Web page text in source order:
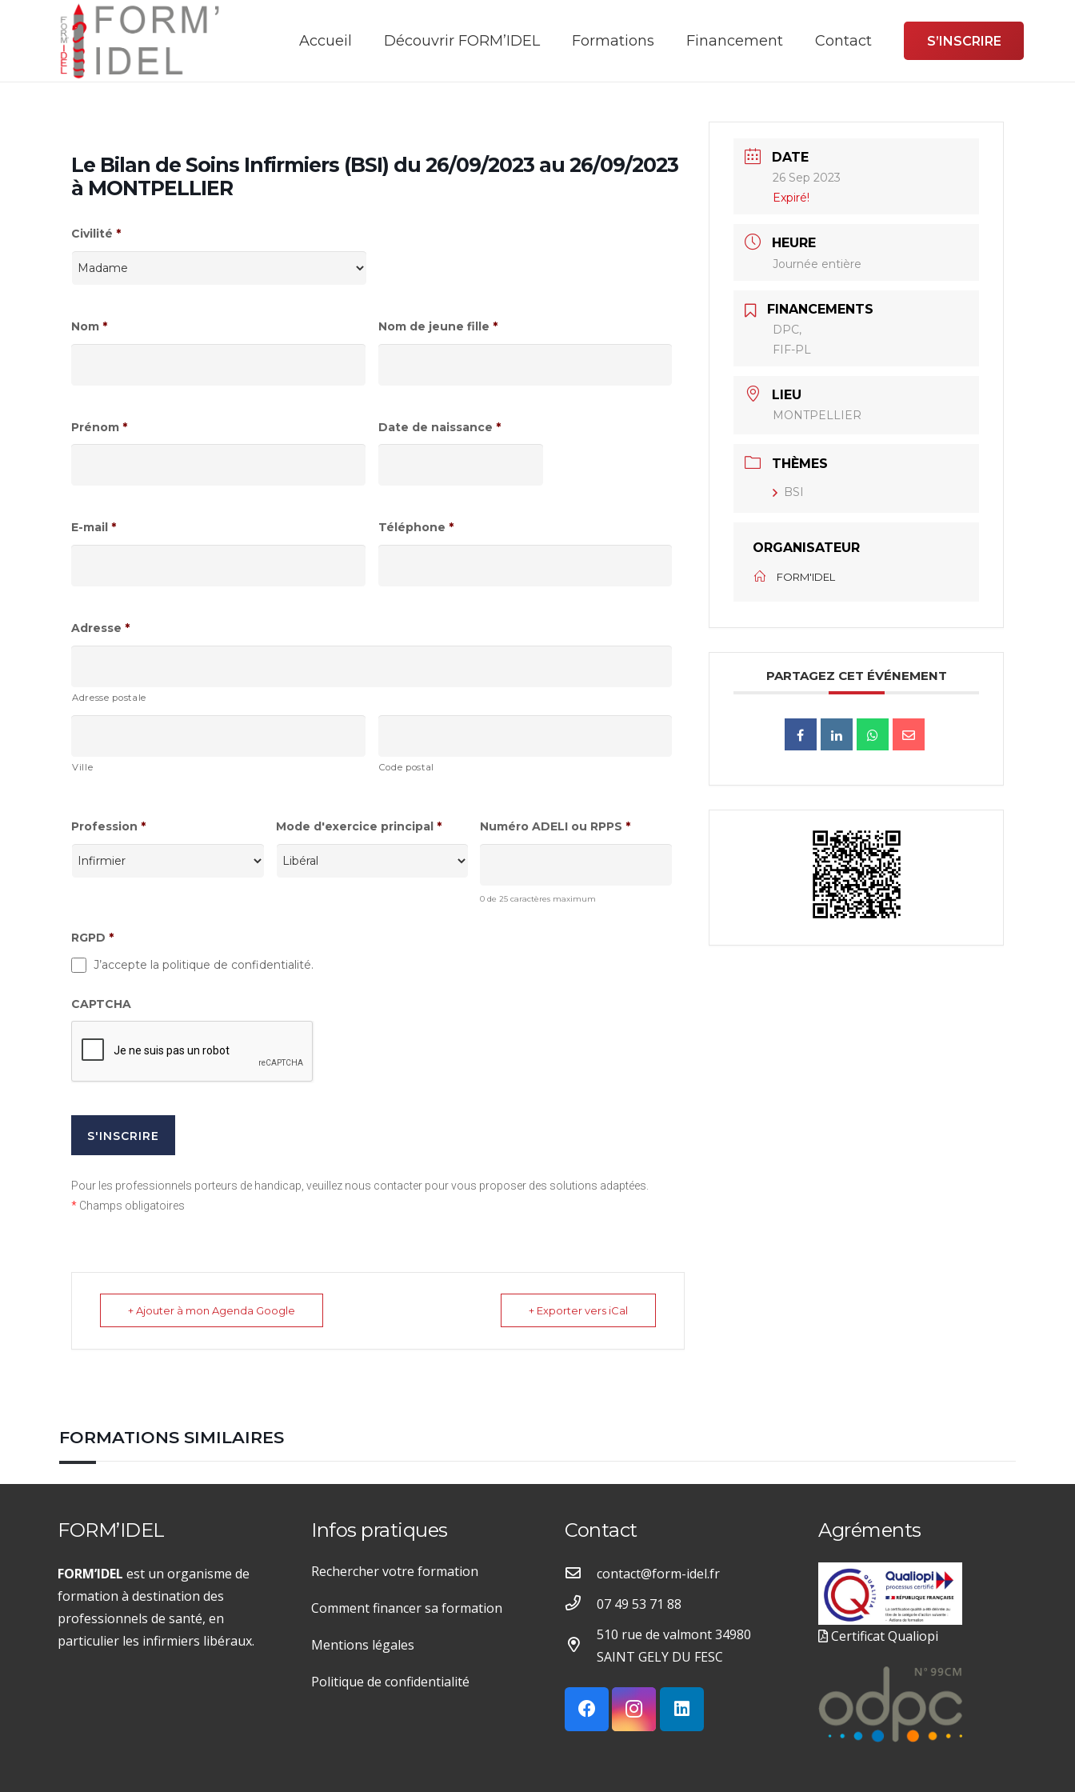
Accueil Découvrir FORM’IDEL Formations Financement Contact S’INSCRIRE
Le Bilan de Soins Infirmiers (BSI) du 26/09/2023 au 26/09/2023
à MONTPELLIER
Civilité *
Nom * Nom de jeune fille *
Prénom * Date de naissance *
E-mail * Téléphone *
Adresse *
Adresse postale
Ville Code postal
Profession * Mode d'exercice principal * Numéro ADELI ou RPPS *
0 de 25 caractères maximum
RGPD *
J’accepte la politique de confidentialité.
CAPTCHA
Pour les professionnels porteurs de handicap, veuillez nous contacter pour vous proposer des solutions adaptées.
* Champs obligatoires
+ Ajouter à mon Agenda Google + Exporter vers iCal
DATE
26 Sep 2023
Expiré!
HEURE
Journée entière
FINANCEMENTS
DPC,
FIF-PL
LIEU
MONTPELLIER
THÈMES
BSI
ORGANISATEUR
FORM'IDEL
PARTAGEZ CET ÉVÉNEMENT
FORMATIONS SIMILAIRES
FORM’IDEL
FORM’IDEL est un organisme de
formation à destination des
professionnels de santé, en
particulier les infirmiers libéraux.
Infos pratiques
Rechercher votre formation
Comment financer sa formation
Mentions légales
Politique de confidentialité
Contact
contact@form-idel.fr
07 49 53 71 88
510 rue de valmont 34980
SAINT GELY DU FESC
Agréments
Certificat Qualiopi